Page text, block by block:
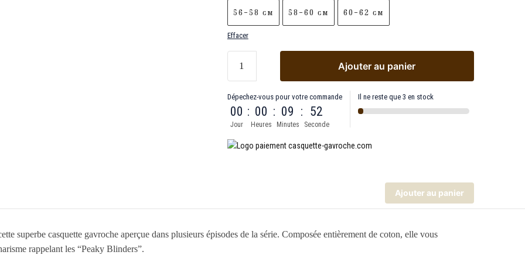
56-58 cm 58-60 cm 60-62 cm
Effacer
Ajouter au panier
Dépechez-vous pour votre commande
00
Jour
: 00
Heures
: 09
Minutes
: 52
Seconde
Il ne reste que 3 en stock
Ajouter au panier
superbe casquette gavroche aperçue dans plusieurs épisodes de la série. Composée entièrement de coton, elle vous
rappelant les “Peaky Blinders”.